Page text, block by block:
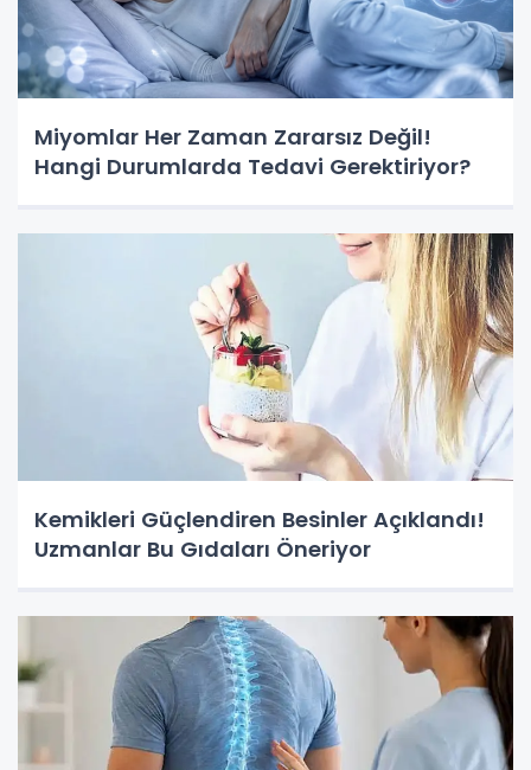
Miyomlar Her Zaman Zararsız Değil!
Hangi Durumlarda Tedavi Gerektiriyor?
Kemikleri Güçlendiren Besinler Açıklandı!
Uzmanlar Bu Gıdaları Öneriyor